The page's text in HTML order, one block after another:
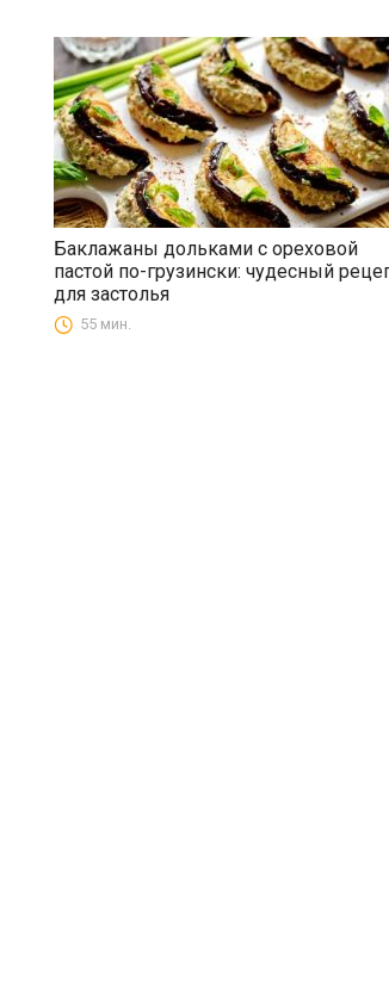
Закуски
Баклажаны дольками с ореховой
пастой по-грузински: чудесный
для застолья
55 мин.